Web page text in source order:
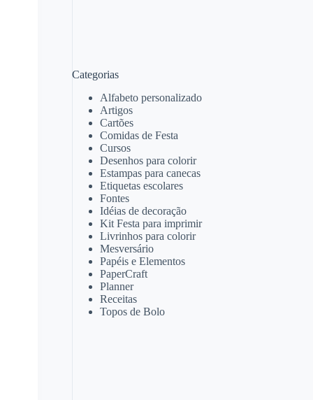
Categorias
Alfabeto personalizado
Artigos
Cartões
Comidas de Festa
Cursos
Desenhos para colorir
Estampas para canecas
Etiquetas escolares
Fontes
Idéias de decoração
Kit Festa para imprimir
Livrinhos para colorir
Mesversário
Papéis e Elementos
PaperCraft
Planner
Receitas
Topos de Bolo